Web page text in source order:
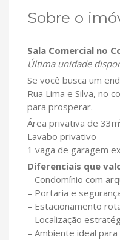
Sobre o
Sala Comercial no
Última unidade
Se você busca um
Rua Lima e Silva, no
para prosperar.
Área privativa de
Lavabo privativo
1 vaga de garagem
Diferenciais que
– Condomínio com
– Portaria e
– Estacionamento
– Localização
– Ambiente ideal